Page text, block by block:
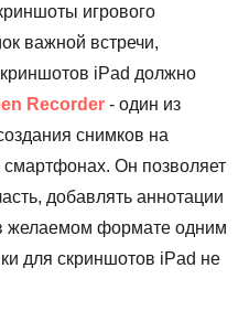
игрового
важной встречи,
iPad должно
Recorder - один из
снимков на
Он позволяет
добавлять аннотации
желаемом формате одним
для скриншотов iPad не